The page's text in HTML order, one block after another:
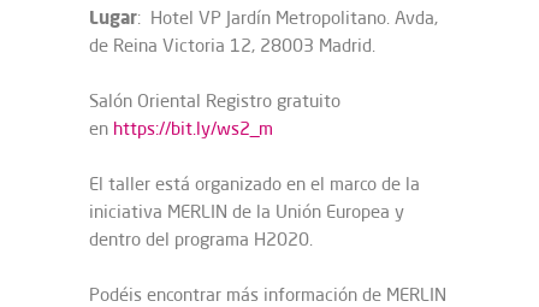
Lugar: Hotel VP Jardín Metropolitano. Avda,
de Reina Victoria 12, 28003 Madrid.
Salón Oriental Registro gratuito
en https://bit.ly/ws2_m
El taller está organizado en el marco de la
iniciativa MERLIN de la Unión Europea y
dentro del programa H2020.
Podéis encontrar más información de MERLIN